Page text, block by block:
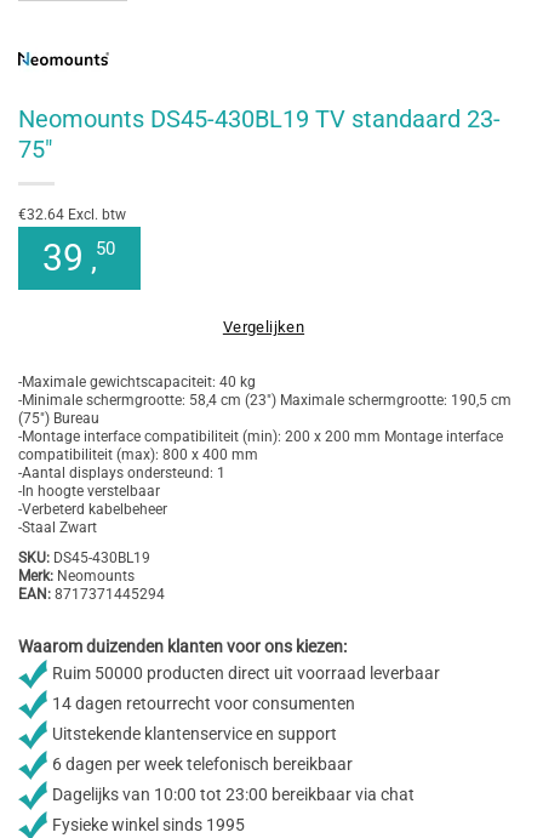
Neomounts DS45-430BL19 TV standaard 23-
75″
€32.64 Excl. btw
39 ,50
Vergelijken
-Maximale gewichtscapaciteit: 40 kg
-Minimale schermgrootte: 58,4 cm (23") Maximale schermgrootte: 190,5 cm
(75") Bureau
-Montage interface compatibiliteit (min): 200 x 200 mm Montage interface
compatibiliteit (max): 800 x 400 mm
-Aantal displays ondersteund: 1
-In hoogte verstelbaar
-Verbeterd kabelbeheer
-Staal Zwart
SKU: DS45-430BL19
Merk: Neomounts
EAN: 8717371445294
Waarom duizenden klanten voor ons kiezen:
Ruim 50000 producten direct uit voorraad leverbaar
14 dagen retourrecht voor consumenten
Uitstekende klantenservice en support
6 dagen per week telefonisch bereikbaar
Dagelijks van 10:00 tot 23:00 bereikbaar via chat
Fysieke winkel sinds 1995